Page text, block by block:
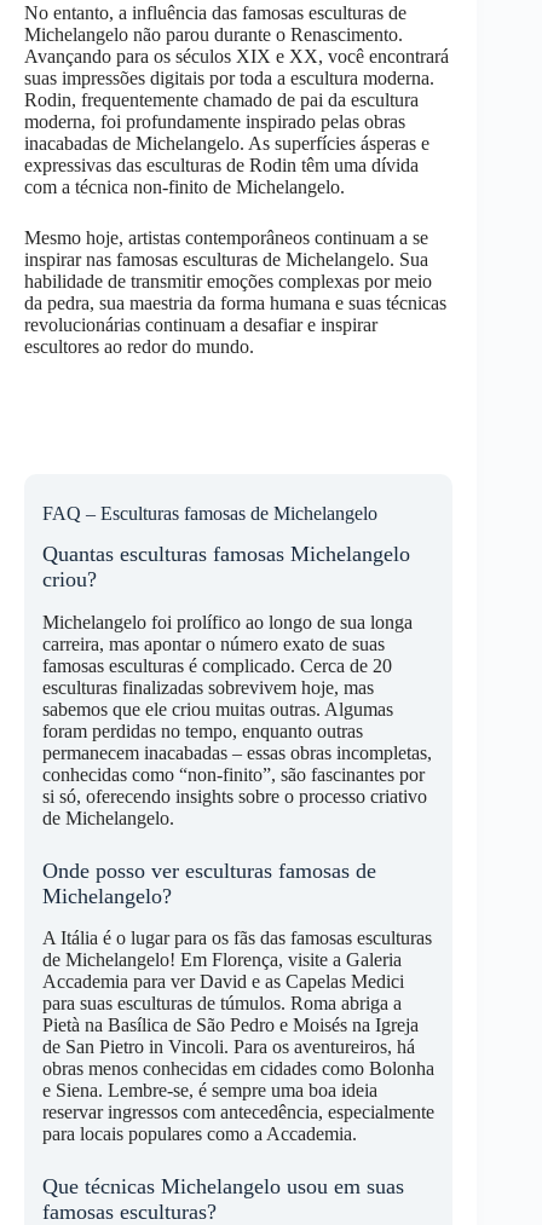
No entanto, a influência das famosas esculturas de
Michelangelo não parou durante o Renascimento.
Avançando para os séculos XIX e XX, você encontrará
suas impressões digitais por toda a escultura moderna.
Rodin, frequentemente chamado de pai da escultura
moderna, foi profundamente inspirado pelas obras
inacabadas de Michelangelo. As superfícies ásperas e
expressivas das esculturas de Rodin têm uma dívida
com a técnica non-finito de Michelangelo.
Mesmo hoje, artistas contemporâneos continuam a se
inspirar nas famosas esculturas de Michelangelo. Sua
habilidade de transmitir emoções complexas por meio
da pedra, sua maestria da forma humana e suas técnicas
revolucionárias continuam a desafiar e inspirar
escultores ao redor do mundo.
FAQ – Esculturas famosas de Michelangelo
Quantas esculturas famosas Michelangelo
criou?
Michelangelo foi prolífico ao longo de sua longa
carreira, mas apontar o número exato de suas
famosas esculturas é complicado. Cerca de 20
esculturas finalizadas sobrevivem hoje, mas
sabemos que ele criou muitas outras. Algumas
foram perdidas no tempo, enquanto outras
permanecem inacabadas – essas obras incompletas,
conhecidas como “non-finito”, são fascinantes por
si só, oferecendo insights sobre o processo criativo
de Michelangelo.
Onde posso ver esculturas famosas de
Michelangelo?
A Itália é o lugar para os fãs das famosas esculturas
de Michelangelo! Em Florença, visite a Galeria
Accademia para ver David e as Capelas Medici
para suas esculturas de túmulos. Roma abriga a
Pietà na Basílica de São Pedro e Moisés na Igreja
de San Pietro in Vincoli. Para os aventureiros, há
obras menos conhecidas em cidades como Bolonha
e Siena. Lembre-se, é sempre uma boa ideia
reservar ingressos com antecedência, especialmente
para locais populares como a Accademia.
Que técnicas Michelangelo usou em suas
famosas esculturas?